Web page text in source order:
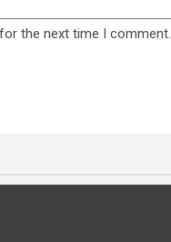
the next time I comment.